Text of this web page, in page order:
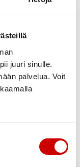
juuri sinulle.
palvelua. Voit
voi